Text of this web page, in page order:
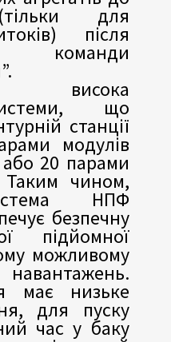
для
після
команди
висока
що
станції
модулів
або 20 парами
Таким чином,
НПФ
безпечну
підйомної
можливому
має низьке
для пуску
час у баку